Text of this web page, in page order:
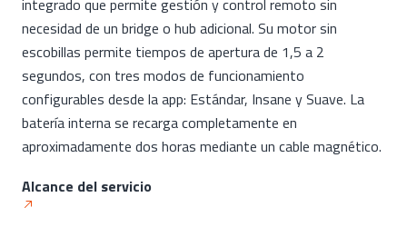
integrado que permite gestión y control remoto sin
necesidad de un bridge o hub adicional. Su motor sin
escobillas permite tiempos de apertura de 1,5 a 2
segundos, con tres modos de funcionamiento
configurables desde la app: Estándar, Insane y Suave. La
batería interna se recarga completamente en
aproximadamente dos horas mediante un cable magnético.
Alcance del servicio